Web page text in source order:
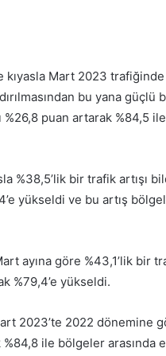
kıyasla Mart 2023
bu yana
%26,8 puan artarak %84,5
%38,5’lik bir trafik artışı
yükseldi ve bu artış
ayına göre %43,1’lik bir
%79,4’e yükseldi.
2023’te 2022 dönemine
ile bölgeler arasında